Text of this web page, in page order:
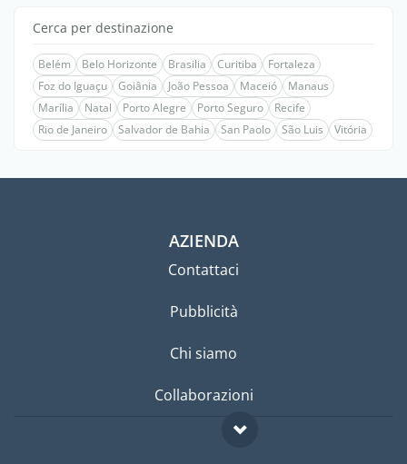
Cerca per destinazione
Belém Belo Horizonte Brasilia Curitiba
Fortaleza
Foz do Iguaçu
Goiânia João Pessoa Maceió
Manaus
Marília
Natal Porto Alegre Porto Seguro
Recife
Rio de Janeiro
Salvador de Bahia San Paolo São Luis Vitória
AZIENDA
Contattaci
Pubblicità
Chi siamo
Collaborazioni